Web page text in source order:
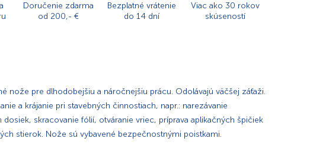
Doručenie zdarma
od 200,- €
Bezplatné vrátenie
do 14 dní
Viac ako 30 rokov
skúseností
nože pre dlhodobejšiu a náročnejšiu prácu. Odolávajú väčšej záťaži.
a krájanie pri stavebných činnostiach, napr.: narezávanie
dosiek, skracovanie fólií, otváranie vriec, príprava aplikačných špičiek
stierok. Nože sú vybavené bezpečnostnými poistkami.